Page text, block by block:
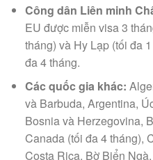
Công dân Liên minh
EU được miễn visa 3
tháng) và Hy Lạp (tối đa
đa 4 tháng.
Các quốc gia khác:
và Barbuda, Argentina,
Bosnia và Herzegovina,
Canada (tối đa 4 tháng),
Costa Rica, Bờ Biển